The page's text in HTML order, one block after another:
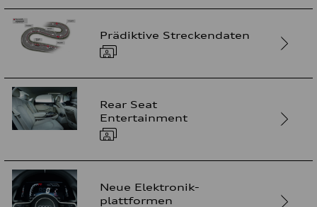
Prädiktive Streckendaten
Rear Seat
Entertainment
Neue Elektronik-
plattformen